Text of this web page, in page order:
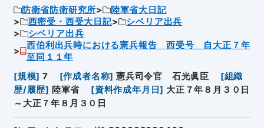
防衛省防衛研究所
陸軍省大日記
西密受・西受大日記
シベリア出兵
シベリア出兵
西伯利出兵時における憲兵報告 西受号 自大正７年
至同１１年
[規模] 7 [作成者名称] 憲兵司令官 石光眞臣 [組織
歴/履歴] 陸軍省 [資料作成年月日] 大正７年８月３０日
～大正７年８月３０日